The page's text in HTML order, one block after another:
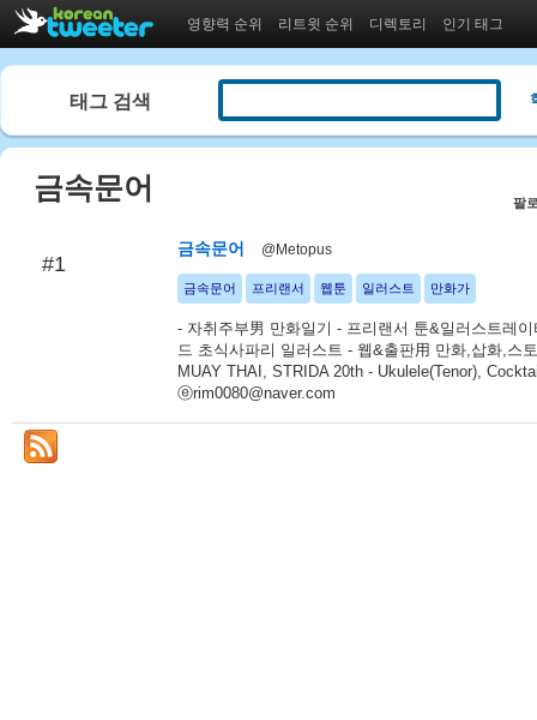
영향력 순위 리트윗 순위 디렉토리 인기 태그
태그 검색
금속문어 팔
#1
금속문어 @Metopus
금속문어 프리랜서 웹툰 일러스트 만화가
- 자취주부男 만화일기 - 프리랜서 툰&일러스트레
드 초식사파리 일러스트 - 웹&출판用 만화,삽화,스
MUAY THAI, STRIDA 20th - Ukulele(Tenor),
ⓔrim0080@naver.com